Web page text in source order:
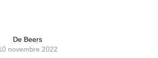
De Beers
novembre 2022